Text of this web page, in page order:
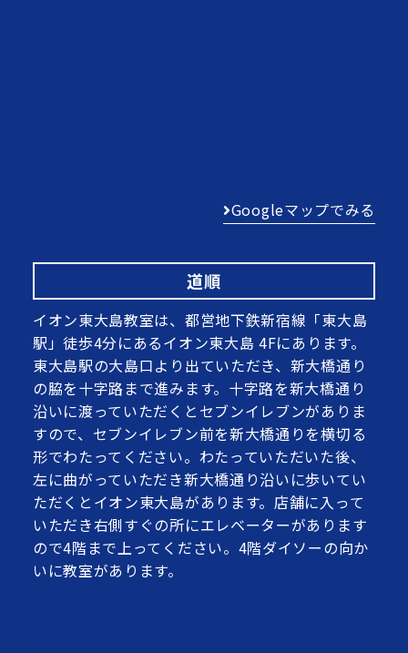
Googleマップでみる
道順
イオン東大島教室は、都営地下鉄新宿線「東大島
駅」徒歩4分にあるイオン東大島 4Fにあります。
東大島駅の大島口より出ていただき、新大橋通り
の脇を十字路まで進みます。十字路を新大橋通り
沿いに渡っていただくとセブンイレブンがありま
すので、セブンイレブン前を新大橋通りを横切る
形でわたってください。わたっていただいた後、
左に曲がっていただき新大橋通り沿いに歩いてい
ただくとイオン東大島があります。店舗に入って
いただき右側すぐの所にエレベーターがあります
ので4階まで上ってください。4階ダイソーの向か
いに教室があります。